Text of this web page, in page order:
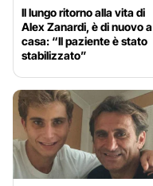
Il lungo ritorno alla vita di
Alex Zanardi, è di nuovo a
casa: “Il paziente è stato
stabilizzato”